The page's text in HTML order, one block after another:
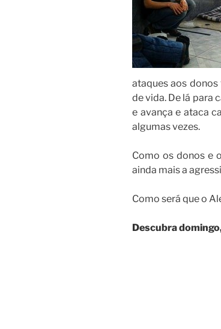
ataques aos
de vida. De lá para
e avança e ataca
algumas vezes.
Como os donos e
ainda mais a
Como será que o
Descubra